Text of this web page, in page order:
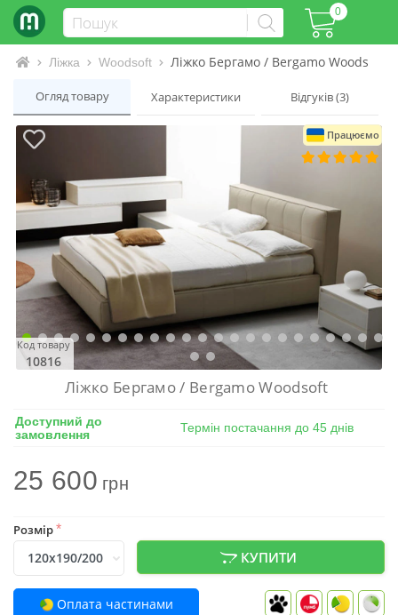
0
Інтернет-магазин матраців та ліжок
Ліжка Woodsoft Ліжко Бергамо / Bergamo Woodsoft
Огляд товару Характеристики Відгуків (3)
Працюємо
Код товару
10816
Ліжко Бергамо / Bergamo Woodsoft
Доступний до
замовлення
Термін постачання до 45 днів
25 600грн
Розмір*
КУПИТИ
Оплата частинами